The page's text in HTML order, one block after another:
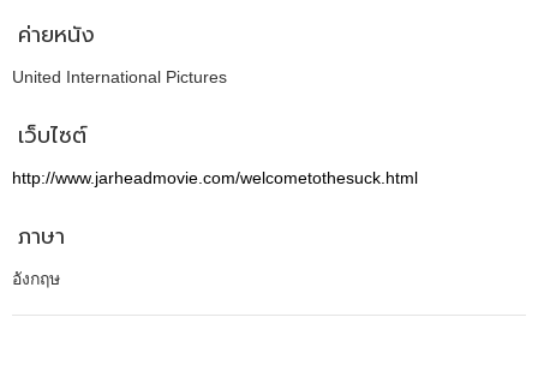
ค่ายหนัง
United International Pictures
เว็บไซต์
http://www.jarheadmovie.com/welcometothesuck.html
ภาษา
อังกฤษ